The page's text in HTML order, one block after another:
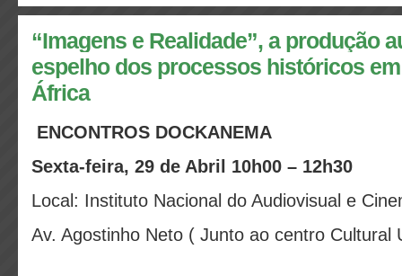
“Imagens e Realidade”, a produção
espelho dos processos históricos
África
ENCONTROS DOCKANEMA
Sexta-feira, 29 de Abril 10h00 – 12h30
Local: Instituto Nacional do Audiovisual e
Av. Agostinho Neto ( Junto ao centro Cultural